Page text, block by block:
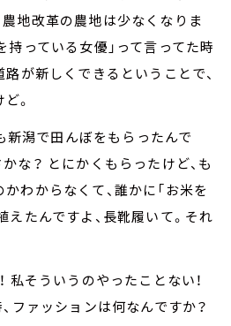
地改革の農地は少なくなりま
持っている女優」って言ってた時
路が新しくできるということで、
。
新潟で田んぼをもらったんで
な？ とにかくもらったけど、も
わからなくて、誰かに「お米を
えたんですよ、長靴履いて。それ
私そういうのやったことない！
ファッションは何なんですか？